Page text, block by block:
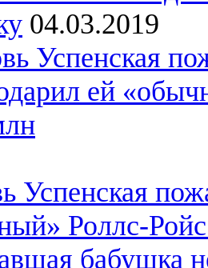
04.03.2019
Успенская
Роллс-